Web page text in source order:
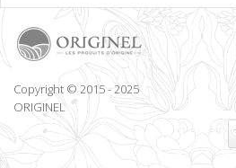
Copyright © 2015 - 2025
ORIGINEL